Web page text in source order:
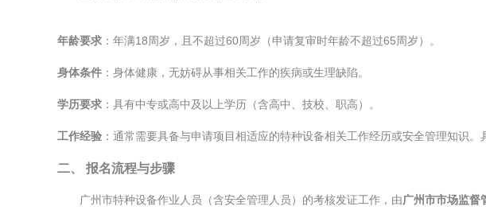
年龄要求 ：年满18周岁，且不超过60周岁（申请复审时年龄不超过65周岁）。
身体条件 ：身体健康，无妨碍从事相关工作的疾病或生理缺陷。
学历要求 ：具有中专或高中及以上学历（含高中、技校、职高）。
工作经验 ：通常需要具备与申请项目相适应的特种设备相关工作经历或安全管理知识
二、 报名流程与步骤
广州市特种设备作业人员（含安全管理人员）的考核发证工作，由广州市市场监督